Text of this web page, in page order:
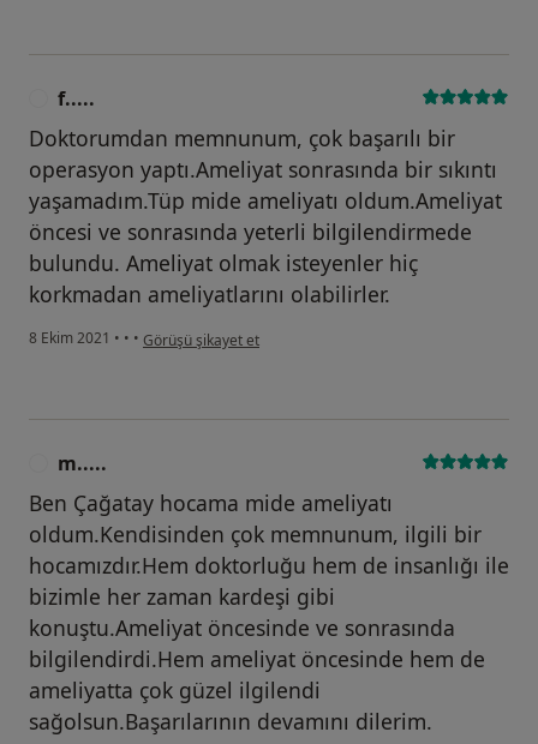
f.....
Doktorumdan memnunum, çok başarılı bir
operasyon yaptı.Ameliyat sonrasında bir sıkıntı
yaşamadım.Tüp mide ameliyatı oldum.Ameliyat
öncesi ve sonrasında yeterli bilgilendirmede
bulundu. Ameliyat olmak isteyenler hiç
korkmadan ameliyatlarını olabilirler.
8 Ekim 2021 • • • kullanıcının görüşüne göre f.....
Görüşü şikayet et
m.....
Ben Çağatay hocama mide ameliyatı
oldum.Kendisinden çok memnunum, ilgili bir
hocamızdır.Hem doktorluğu hem de insanlığı ile
bizimle her zaman kardeşi gibi
konuştu.Ameliyat öncesinde ve sonrasında
bilgilendirdi.Hem ameliyat öncesinde hem de
ameliyatta çok güzel ilgilendi
sağolsun.Başarılarının devamını dilerim.